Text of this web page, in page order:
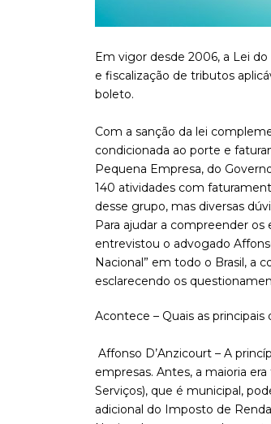
Em vigor desde 2006, a Lei
e fiscalização de tributos
boleto.
Com a sanção da lei
condicionada ao porte e
Pequena Empresa, do
140 atividades com
desse grupo, mas diversas
Para ajudar a compreender
entrevistou o advogado
Nacional” em todo o Brasil, a
esclarecendo os
Acontece – Quais as
Affonso D’Anzicourt – A
empresas. Antes, a maioria
Serviços), que é municipal,
adicional do Imposto de